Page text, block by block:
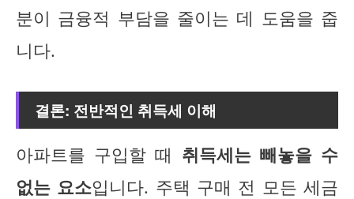
분이 금융적 부담을 줄이는 데 도움을 줍
니다.
결론: 전반적인 취득세 이해
아파트를 구입할 때 취득세는 빼놓을 수
없는 요소입니다. 주택 구매 전 모든 세금